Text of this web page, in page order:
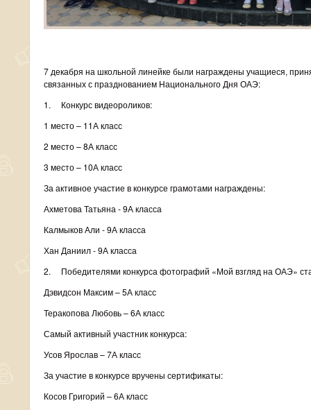
7 декабря на школьной линейке были награждены учащиеся,
связанных с празднованием Национального Дня ОАЭ:
1. Конкурс видеороликов:
1 место – 11А класс
2 место – 8А класс
3 место – 10А класс
За активное участие в конкурсе грамотами награждены:
Ахметова Татьяна - 9А класса
Калмыков Али - 9А класса
Хан Даниил - 9А класса
2. Победителями конкурса фотографий «Мой взгляд на ОАЭ»
Дэвидсон Максим – 5А класс
Теракопова Любовь – 6А класс
Самый активный участник конкурса:
Усов Ярослав – 7А класс
За участие в конкурсе вручены сертификаты:
Косов Григорий – 6А класс